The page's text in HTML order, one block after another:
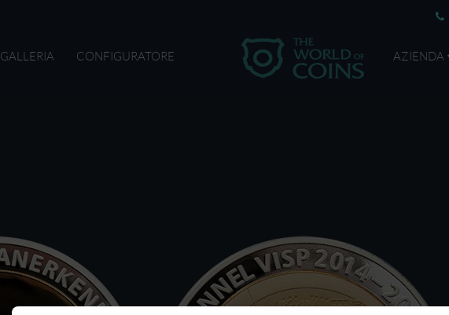
GALLERIA CONFIGURATORE AZIENDA